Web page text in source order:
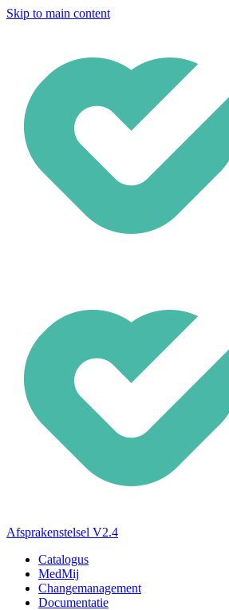
Skip to main content
Afsprakenstelsel V2.4
Catalogus
MedMij
Changemanagement
Documentatie